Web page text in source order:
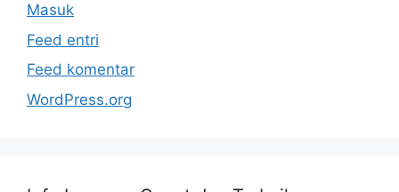
Masuk
Feed entri
Feed komentar
WordPress.org